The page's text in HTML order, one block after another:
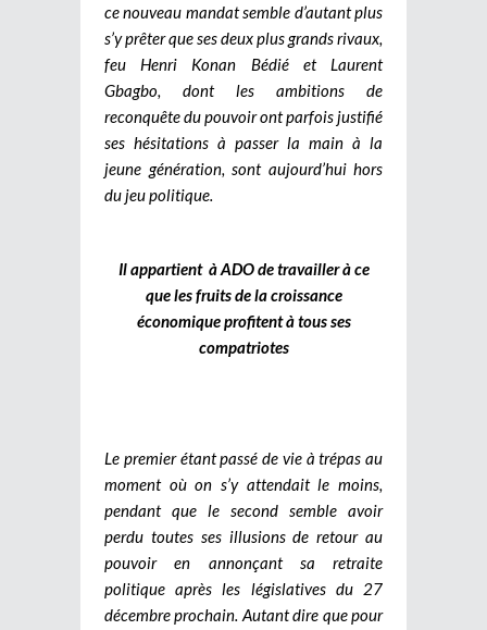
ce nouveau mandat semble d’autant plus
s’y prêter que ses deux plus grands rivaux,
feu Henri Konan Bédié et Laurent
Gbagbo, dont les ambitions de
reconquête du pouvoir ont parfois justifié
ses hésitations à passer la main à la
jeune génération, sont aujourd’hui hors
du jeu politique.
Il appartient à ADO de travailler à ce
que les fruits de la croissance
économique profitent à tous ses
compatriotes
Le premier étant passé de vie à trépas au
moment où on s’y attendait le moins,
pendant que le second semble avoir
perdu toutes ses illusions de retour au
pouvoir en annonçant sa retraite
politique après les législatives du 27
décembre prochain. Autant dire que pour